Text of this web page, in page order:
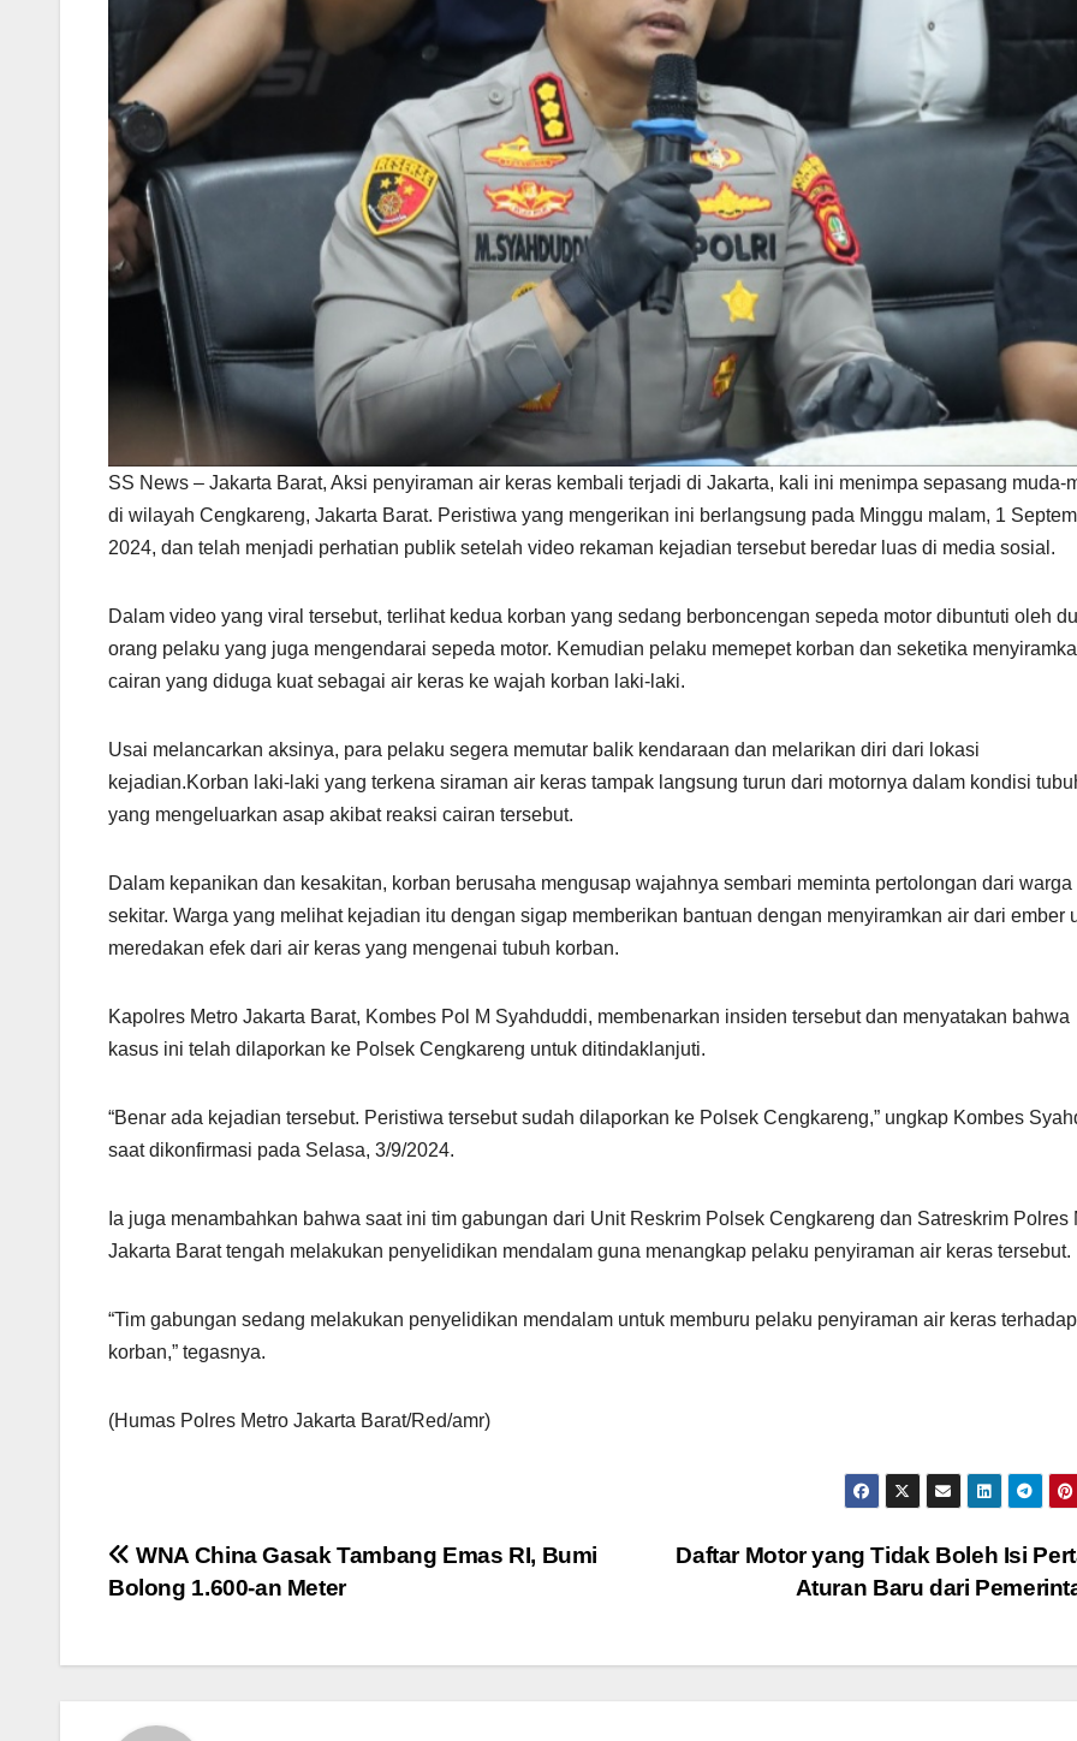
SS News – Jakarta Barat, Aksi penyiraman air keras kembali terjadi di Jakarta, kali ini menimpa sepasang muda-
di wilayah Cengkareng, Jakarta Barat. Peristiwa yang mengerikan ini berlangsung pada Minggu malam, 1
2024, dan telah menjadi perhatian publik setelah video rekaman kejadian tersebut beredar luas di media sosial.
Dalam video yang viral tersebut, terlihat kedua korban yang sedang berboncengan sepeda motor dibuntuti oleh
orang pelaku yang juga mengendarai sepeda motor. Kemudian pelaku memepet korban dan seketika
cairan yang diduga kuat sebagai air keras ke wajah korban laki-laki.
Usai melancarkan aksinya, para pelaku segera memutar balik kendaraan dan melarikan diri dari lokasi
kejadian.Korban laki-laki yang terkena siraman air keras tampak langsung turun dari motornya dalam kondisi
yang mengeluarkan asap akibat reaksi cairan tersebut.
Dalam kepanikan dan kesakitan, korban berusaha mengusap wajahnya sembari meminta pertolongan dari warga
sekitar. Warga yang melihat kejadian itu dengan sigap memberikan bantuan dengan menyiramkan air dari ember
meredakan efek dari air keras yang mengenai tubuh korban.
Kapolres Metro Jakarta Barat, Kombes Pol M Syahduddi, membenarkan insiden tersebut dan menyatakan bahwa
kasus ini telah dilaporkan ke Polsek Cengkareng untuk ditindaklanjuti.
“Benar ada kejadian tersebut. Peristiwa tersebut sudah dilaporkan ke Polsek Cengkareng,” ungkap Kombes
saat dikonfirmasi pada Selasa, 3/9/2024.
Ia juga menambahkan bahwa saat ini tim gabungan dari Unit Reskrim Polsek Cengkareng dan Satreskrim Polres
Jakarta Barat tengah melakukan penyelidikan mendalam guna menangkap pelaku penyiraman air keras tersebut.
“Tim gabungan sedang melakukan penyelidikan mendalam untuk memburu pelaku penyiraman air keras terhadap
korban,” tegasnya.
(Humas Polres Metro Jakarta Barat/Red/amr)
Navigasi
pos
Daftar Motor yang Tidak Boleh Isi
Aturan Baru dari
WNA China Gasak Tambang Emas RI, Bumi
Bolong 1.600-an Meter